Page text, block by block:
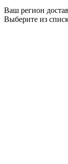
Ваш регион
Выберите из